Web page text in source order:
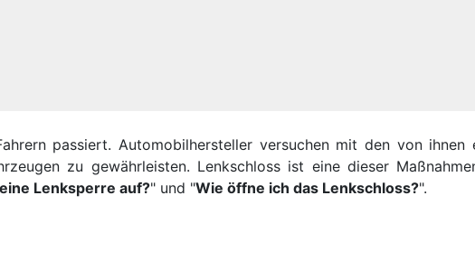
passiert. Automobilhersteller versuchen mit den von ihnen
zu gewährleisten. Lenkschloss ist eine dieser
Lenksperre auf?" und "Wie öffne ich das Lenkschloss?".